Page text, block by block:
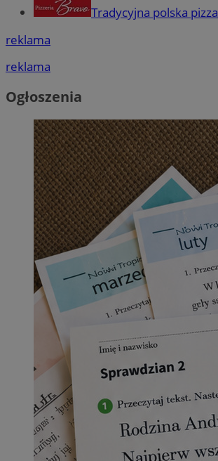
Tradycyjna polska pizza
reklama
reklama
Ogłoszenia